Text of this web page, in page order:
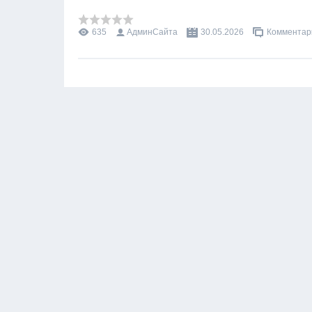
635 АдминСайта 30.05.2026